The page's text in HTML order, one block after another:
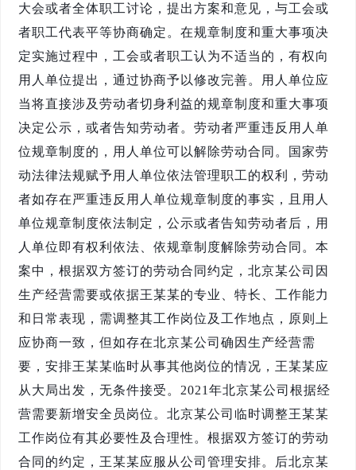
大会或者全体职工讨论，提出方案和意见，与工会或
者职工代表平等协商确定。在规章制度和重大事项决
定实施过程中，工会或者职工认为不适当的，有权向
用人单位提出，通过协商予以修改完善。用人单位应
当将直接涉及劳动者切身利益的规章制度和重大事项
决定公示，或者告知劳动者。劳动者严重违反用人单
位规章制度的，用人单位可以解除劳动合同。国家劳
动法律法规赋予用人单位依法管理职工的权利，劳动
者如存在严重违反用人单位规章制度的事实，且用人
单位规章制度依法制定，公示或者告知劳动者后，用
人单位即有权利依法、依规章制度解除劳动合同。本
案中，根据双方签订的劳动合同约定，北京某公司因
生产经营需要或依据王某某的专业、特长、工作能力
和日常表现，需调整其工作岗位及工作地点，原则上
应协商一致，但如存在北京某公司确因生产经营需
要，安排王某某临时从事其他岗位的情况，王某某应
从大局出发，无条件接受。2021年北京某公司根据经
营需要新增安全员岗位。北京某公司临时调整王某某
工作岗位有其必要性及合理性。根据双方签订的劳动
合同的约定，王某某应服从公司管理安排。后北京某